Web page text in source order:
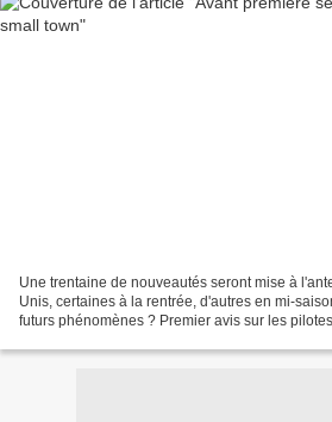
Une trentaine de nouveautés seront mise à
Unis, certaines à la rentrée, d'autres en mi-
futurs phénomènes ? Premier avis sur les